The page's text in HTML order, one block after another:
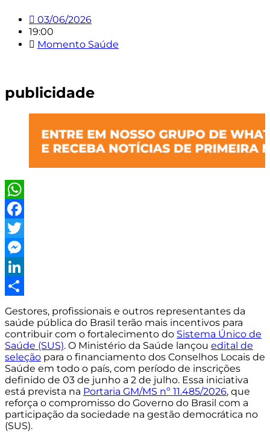
03/06/2026
19:00
Momento Saúde
publicidade
WhatsApp
Facebook
Twitter
Messenger
LinkedIn
Share
Gestores, profissionais e outros representantes da
saúde pública do Brasil terão mais incentivos para
contribuir com o fortalecimento do Sistema Único de
Saúde (SUS). O Ministério da Saúde lançou edital de
seleção para o financiamento dos Conselhos Locais de
Saúde em todo o país, com período de inscrições
definido de 03 de junho a 2 de julho. Essa iniciativa
está prevista na Portaria GM/MS nº 11.485/2026, que
reforça o compromisso do Governo do Brasil com a
participação da sociedade na gestão democrática no
(SUS).